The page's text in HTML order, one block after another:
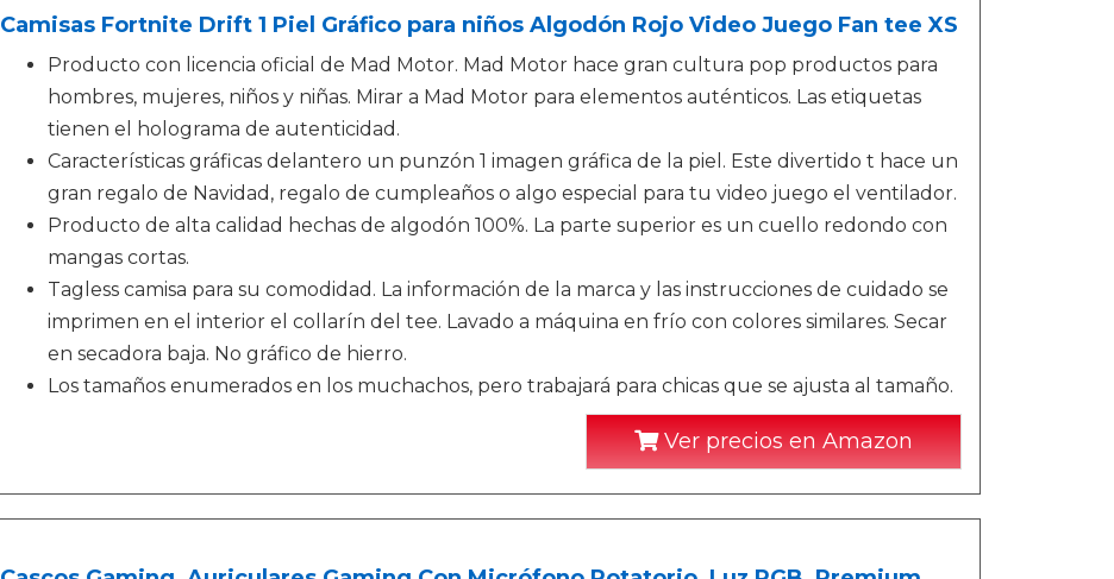
Camisas Fortnite Drift 1 Piel Gráfico para niños Algodón Rojo Video Juego Fan tee XS
Producto con licencia oficial de Mad Motor. Mad Motor hace gran cultura pop productos para
hombres, mujeres, niños y niñas. Mirar a Mad Motor para elementos auténticos. Las etiquetas
tienen el holograma de autenticidad.
Características gráficas delantero un punzón 1 imagen gráfica de la piel. Este divertido t hace un
gran regalo de Navidad, regalo de cumpleaños o algo especial para tu video juego el ventilador.
Producto de alta calidad hechas de algodón 100%. La parte superior es un cuello redondo con
mangas cortas.
Tagless camisa para su comodidad. La información de la marca y las instrucciones de cuidado se
imprimen en el interior el collarín del tee. Lavado a máquina en frío con colores similares. Secar
en secadora baja. No gráfico de hierro.
Los tamaños enumerados en los muchachos, pero trabajará para chicas que se ajusta al tamaño.
Ver precios en Amazon